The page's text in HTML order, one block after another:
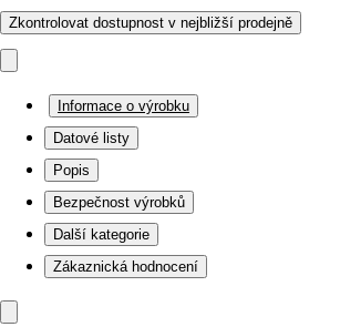
Zkontrolovat dostupnost v nejbližší prodejně
Informace o výrobku
Datové listy
Popis
Bezpečnost výrobků
Další kategorie
Zákaznická hodnocení